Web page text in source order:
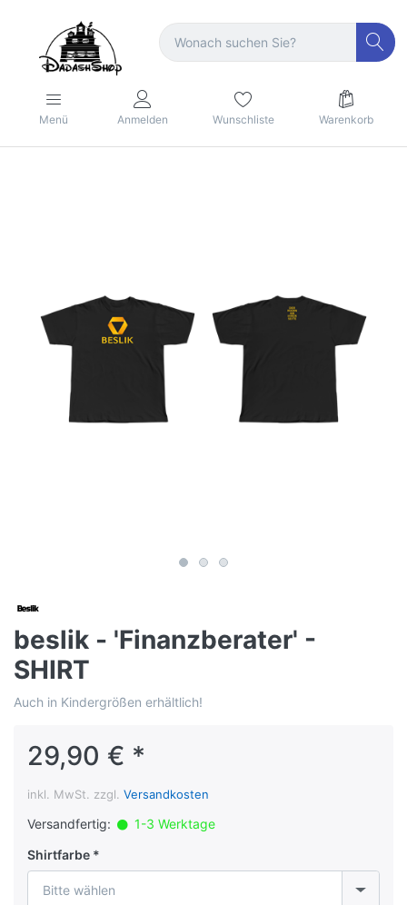
Menü Anmelden Wunschliste Warenkorb
beslik - 'Finanzberater' -
SHIRT
Auch in Kindergrößen erhältlich!
29,90 € *
inkl. MwSt. zzgl. Versandkosten
Versandfertig:
1-3 Werktage
Shirtfarbe
Bitte wählen